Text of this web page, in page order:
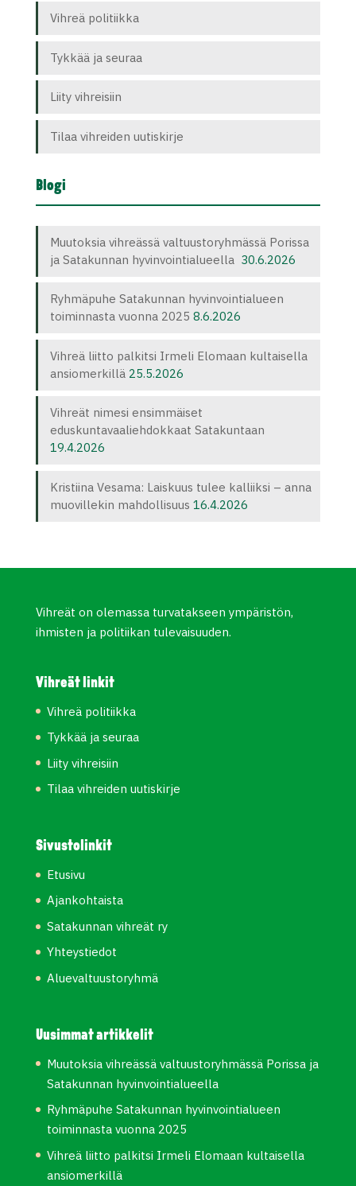
Vihreä politiikka
Tykkää ja seuraa
Liity vihreisiin
Tilaa vihreiden uutiskirje
Blogi
Muutoksia vihreässä valtuustoryhmässä Porissa
ja Satakunnan hyvinvointialueella 30.6.2026
Ryhmäpuhe Satakunnan hyvinvointialueen
toiminnasta vuonna 2025 8.6.2026
Vihreä liitto palkitsi Irmeli Elomaan kultaisella
ansiomerkillä 25.5.2026
Vihreät nimesi ensimmäiset
eduskuntavaaliehdokkaat Satakuntaan
19.4.2026
Kristiina Vesama: Laiskuus tulee kalliiksi – anna
muovillekin mahdollisuus 16.4.2026
Vihreät on olemassa turvatakseen ympäristön,
ihmisten ja politiikan tulevaisuuden.
Vihreät linkit
Vihreä politiikka
Tykkää ja seuraa
Liity vihreisiin
Tilaa vihreiden uutiskirje
Sivustolinkit
Etusivu
Ajankohtaista
Satakunnan vihreät ry
Yhteystiedot
Aluevaltuustoryhmä
Uusimmat artikkelit
Muutoksia vihreässä valtuustoryhmässä Porissa ja
Satakunnan hyvinvointialueella
Ryhmäpuhe Satakunnan hyvinvointialueen
toiminnasta vuonna 2025
Vihreä liitto palkitsi Irmeli Elomaan kultaisella
ansiomerkillä